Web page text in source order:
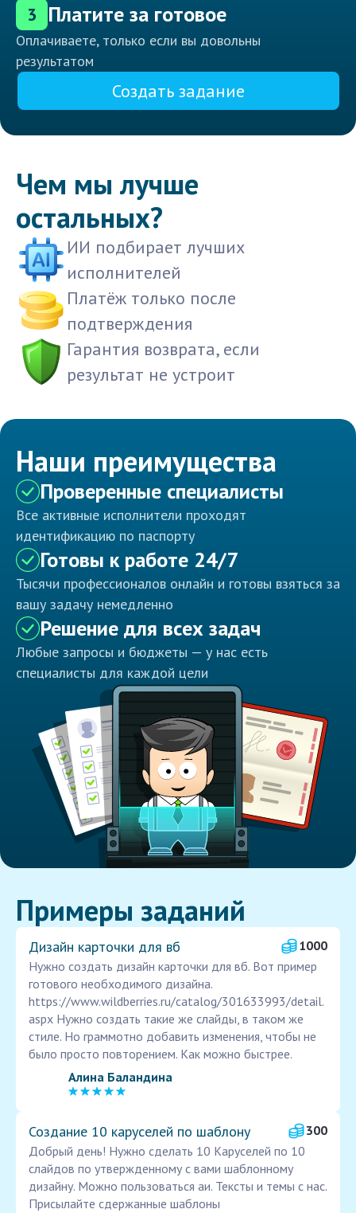
3 Платите за готовое
Оплачиваете, только если вы довольны
результатом
Создать задание
Чем мы лучше
остальных?
ИИ подбирает лучших
исполнителей
Платёж только после
подтверждения
Гарантия возврата, если
результат не устроит
Наши преимущества
Проверенные специалисты
Все активные исполнители проходят
идентификацию по паспорту
Готовы к работе 24/7
Тысячи профессионалов онлайн и готовы взяться за
вашу задачу немедленно
Решение для всех задач
Любые запросы и бюджеты — у нас есть
специалисты для каждой цели
Примеры заданий
Дизайн карточки для вб
1000
Нужно создать дизайн карточки для вб. Вот пример
готового необходимого дизайна.
https://www.wildberries.ru/catalog/301633993/detail.
aspx Нужно создать такие же слайды, в таком же
стиле. Но граммотно добавить изменения, чтобы не
было просто повторением. Как можно быстрее.
Алина Баландина
Создание 10 каруселей по шаблону
300
Добрый день! Нужно сделать 10 Каруселей по 10
слайдов по утвержденному с вами шаблонному
дизайну. Можно пользоваться аи. Тексты и темы с нас.
Присылайте сдержанные шаблоны